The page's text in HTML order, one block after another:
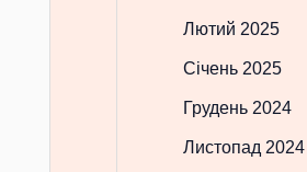
Лютий 2025
Січень 2025
Грудень 2024
Листопад 2024